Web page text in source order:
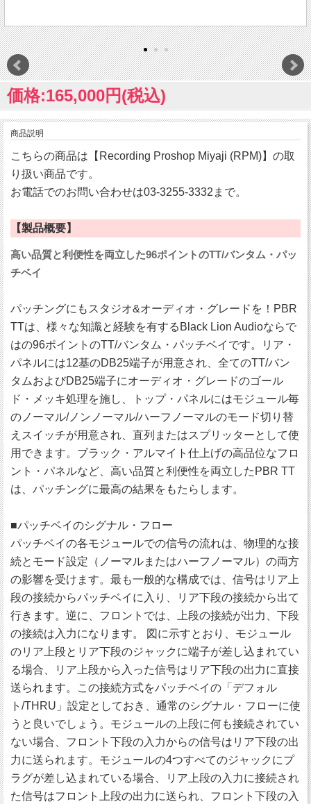
価格:165,000円(税込)
商品説明
こちらの商品は【Recording Proshop Miyaji (RPM)】の取
り扱い商品です。
お電話でのお問い合わせは03-3255-3332まで。
【製品概要】
高い品質と利便性を両立した96ポイントのTT/バンタム・パッ
チベイ
パッチングにもスタジオ&オーディオ・グレードを！PBR
TTは、様々な知識と経験を有するBlack Lion Audioならで
はの96ポイントのTT/バンタム・パッチベイです。リア・
パネルには12基のDB25端子が用意され、全てのTT/バン
タムおよびDB25端子にオーディオ・グレードのゴール
ド・メッキ処理を施し、トップ・パネルにはモジュール毎
のノーマル/ノンノーマル/ハーフノーマルのモード切り替
えスイッチが用意され、直列またはスプリッターとして使
用できます。ブラック・アルマイト仕上げの高品位なフロ
ント・パネルなど、高い品質と利便性を両立したPBR TT
は、パッチングに最高の結果をもたらします。
■パッチベイのシグナル・フロー
パッチベイの各モジュールでの信号の流れは、物理的な接
続とモード設定（ノーマルまたはハーフノーマル）の両方
の影響を受けます。最も一般的な構成では、信号はリア上
段の接続からパッチベイに入り、リア下段の接続から出て
行きます。逆に、フロントでは、上段の接続が出力、下段
の接続は入力になります。 図に示すとおり、モジュール
のリア上段とリア下段のジャックに端子が差し込まれてい
る場合、リア上段から入った信号はリア下段の出力に直接
送られます。この接続方式をパッチベイの「デフォル
ト/THRU」設定としておき、通常のシグナル・フローに使
うと良いでしょう。モジュールの上段に何も接続されてい
ない場合、フロント下段の入力からの信号はリア下段の出
力に送られます。モジュールの4つすべてのジャックにプ
ラグが差し込まれている場合、リア上段の入力に接続され
た信号はフロント上段の出力に送られ、フロント下段の入